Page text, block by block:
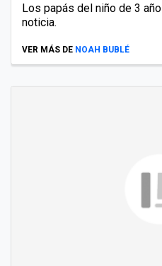
Los papás del niño de 3
noticia.
VER MÁS DE NOAH BUBLÉ